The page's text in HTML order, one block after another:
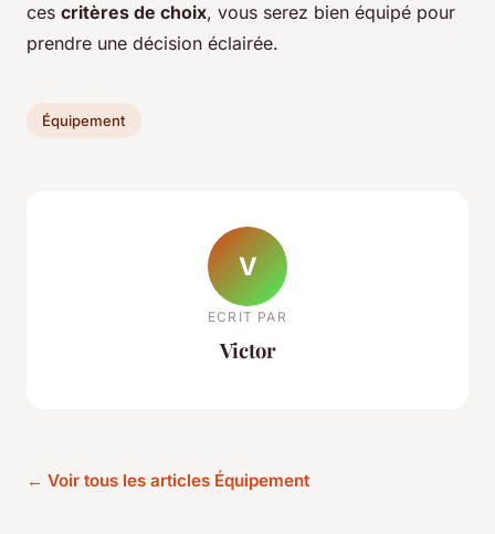
ces critères de choix, vous serez bien équipé pour
prendre une décision éclairée.
Équipement
V
ECRIT PAR
Victor
← Voir tous les articles Équipement